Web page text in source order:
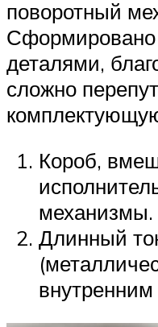
поворотный
деталями,
сложно
Короб,
механизмы.
Длинный